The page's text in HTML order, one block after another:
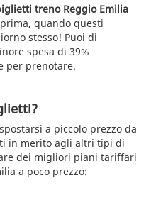
treno Reggio Emilia
quando questi
stesso! Puoi di
spesa di 39%
per prenotare.
a piccolo prezzo da
in merito agli altri tipi di
dei migliori piani tariffari
a poco prezzo: